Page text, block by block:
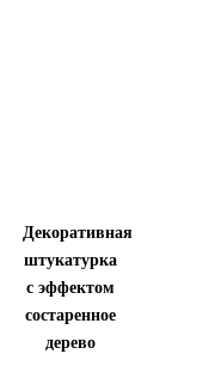
Декоративная
штукатурка
с эффектом
состаренное
дерево